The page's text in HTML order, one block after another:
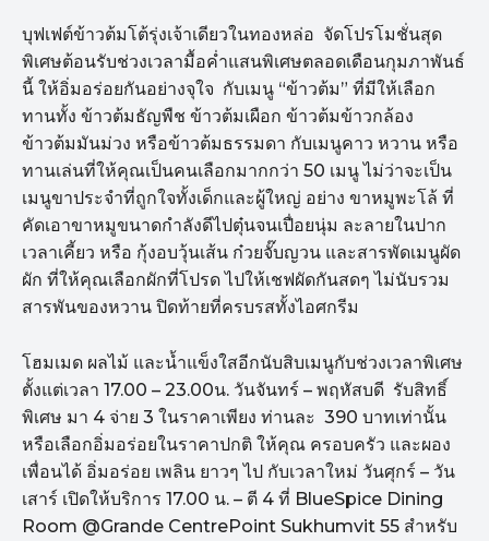
บุฟเฟต์ข้าวต้มโต้รุ่งเจ้าเดียวในทองหล่อ จัดโปรโมชั่นสุด
พิเศษต้อนรับช่วงเวลามื้อค่ำแสนพิเศษตลอดเดือนกุมภาพันธ์
นี้ ให้อิ่มอร่อยกันอย่างจุใจ กับเมนู “ข้าวต้ม” ที่มีให้เลือก
ทานทั้ง ข้าวต้มธัญพืช ข้าวต้มเผือก ข้าวต้มข้าวกล้อง
ข้าวต้มมันม่วง หรือข้าวต้มธรรมดา กับเมนูคาว หวาน หรือ
ทานเล่นที่ให้คุณเป็นคนเลือกมากกว่า 50 เมนู ไม่ว่าจะเป็น
เมนูขาประจำที่ถูกใจทั้งเด็กและผู้ใหญ่ อย่าง ขาหมูพะโล้ ที่
คัดเอาขาหมูขนาดกำลังดีไปตุ๋นจนเปื่อยนุ่ม ละลายในปาก
เวลาเคี้ยว หรือ กุ้งอบวุ้นเส้น ก๋วยจั๊บญวน และสารพัดเมนูผัด
ผัก ที่ให้คุณเลือกผักที่โปรด ไปให้เชฟผัดกันสดๆ ไม่นับรวม
สารพันของหวาน ปิดท้ายที่ครบรสทั้งไอศกรีม
โฮมเมด ผลไม้ และน้ำแข็งใสอีกนับสิบเมนูกับช่วงเวลาพิเศษ
ตั้งแต่เวลา 17.00 – 23.00น. วันจันทร์ – พฤหัสบดี รับสิทธิ์
พิเศษ มา 4 จ่าย 3 ในราคาเพียง ท่านละ 390 บาทเท่านั้น
หรือเลือกอิ่มอร่อยในราคาปกติ ให้คุณ ครอบครัว และผอง
เพื่อนได้ อิ่มอร่อย เพลิน ยาวๆ ไป กับเวลาใหม่ วันศุกร์ – วัน
เสาร์ เปิดให้บริการ 17.00 น. – ตี 4 ที่ BlueSpice Dining
Room @Grande CentrePoint Sukhumvit 55 สำหรับ